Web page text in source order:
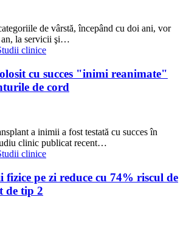
de vârstă, începând cu doi ani, vor
an, la servicii şi…
clinice
cu succes "inimi reanimate"
de cord
a inimii a fost testată cu succes în
clinic publicat recent…
clinice
fizice pe zi reduce cu 74% riscul de
de tip 2